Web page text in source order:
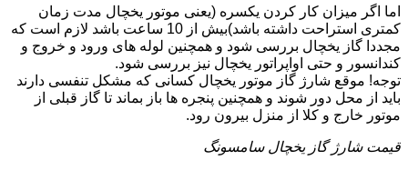
اما اگر میزان کار کردن یکسره (یعنی موتور یخچال مدت زمان
کمتری استراحت داشته باشد)بیش از 10 ساعت باشد لازم است که
مجددا گاز یخچال بررسی شود و همچنین لوله های ورود و خروج و
کندانسور و حتی اواپراتور یخچال نیز بررسی شود.
توجه! موقع شارژ گاز موتور یخچال کسانی که مشکل تنفسی دارند
باید از محل دور شوند و همچنین پنجره ها باز بماند تا گاز قبلی از
موتور خارج و کلا از منزل بیرون رود.
قیمت شارژ گاز یخچال سامسونگ